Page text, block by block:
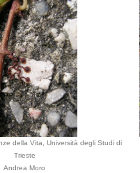
della Vita, Università degli Studi di
Trieste
Andrea Moro